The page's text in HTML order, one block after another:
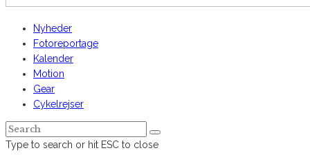
Nyheder
Fotoreportage
Kalender
Motion
Gear
Cykelrejser
Type to search or hit ESC to close